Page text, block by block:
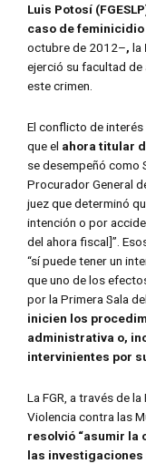
Luis Potosí
caso de
octubre de 2012–, la
ejerció su facultad
este crimen.
El conflicto de interés
que el ahora titular
se desempeñó como
Procurador General
juez que determinó
intención o por
del ahora fiscal]”.
“sí puede tener un
que uno de los
por la Primera Sala
inicien los
administrativa o,
intervinientes por
La FGR, a través de
Violencia contra las
resolvió “asumir la
las investigaciones